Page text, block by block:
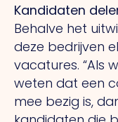
Kandidaten
Behalve het
deze bedrijven
vacatures. “Als
weten dat een
mee bezig is,